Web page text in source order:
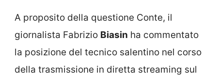
A proposito della questione Conte, il
giornalista Fabrizio Biasin ha commentato
la posizione del tecnico salentino nel corso
della trasmissione in diretta streaming sul